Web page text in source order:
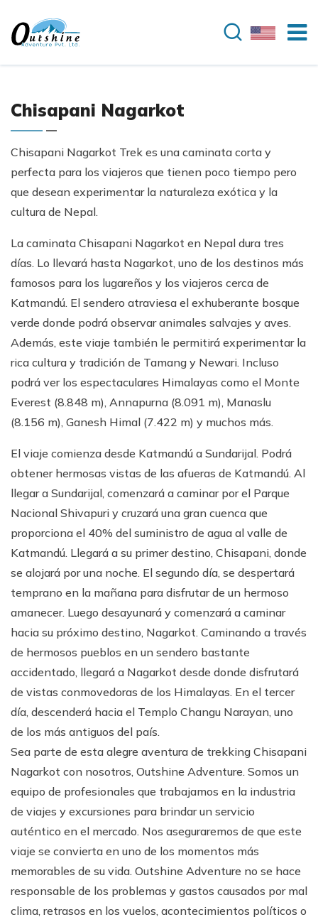
Chisapani Nagarkot
Chisapani Nagarkot Trek es una caminata corta y
perfecta para los viajeros que tienen poco tiempo pero
que desean experimentar la naturaleza exótica y la
cultura de Nepal.
La caminata Chisapani Nagarkot en Nepal dura tres
días. Lo llevará hasta Nagarkot, uno de los destinos más
famosos para los lugareños y los viajeros cerca de
Katmandú. El sendero atraviesa el exhuberante bosque
verde donde podrá observar animales salvajes y aves.
Además, este viaje también le permitirá experimentar la
rica cultura y tradición de Tamang y Newari. Incluso
podrá ver los espectaculares Himalayas como el Monte
Everest (8.848 m), Annapurna (8.091 m), Manaslu
(8.156 m), Ganesh Himal (7.422 m) y muchos más.
El viaje comienza desde Katmandú a Sundarijal. Podrá
obtener hermosas vistas de las afueras de Katmandú. Al
llegar a Sundarijal, comenzará a caminar por el Parque
Nacional Shivapuri y cruzará una gran cuenca que
proporciona el 40% del suministro de agua al valle de
Katmandú. Llegará a su primer destino, Chisapani, donde
se alojará por una noche. El segundo día, se despertará
temprano en la mañana para disfrutar de un hermoso
amanecer. Luego desayunará y comenzará a caminar
hacia su próximo destino, Nagarkot. Caminando a través
de hermosos pueblos en un sendero bastante
accidentado, llegará a Nagarkot desde donde disfrutará
de vistas conmovedoras de los Himalayas. En el tercer
día, descenderá hacia el Templo Changu Narayan, uno
de los más antiguos del país.
Sea parte de esta alegre aventura de trekking Chisapani
Nagarkot con nosotros, Outshine Adventure. Somos un
equipo de profesionales que trabajamos en la industria
de viajes y excursiones para brindar un servicio
auténtico en el mercado. Nos aseguraremos de que este
viaje se convierta en uno de los momentos más
memorables de su vida. Outshine Adventure no se hace
responsable de los problemas y gastos causados por mal
clima, retrasos en los vuelos, acontecimientos políticos o